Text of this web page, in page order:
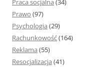
Praca socjalna (34)
Prawo (97)
Psychologia (29)
Rachunkowość(164)
Reklama (55)
Resocjalizacja (41)